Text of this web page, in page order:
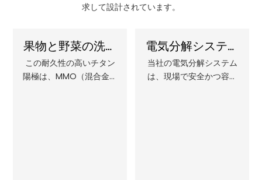
求して設計されています。
果物と野菜の洗浄
機用のMMOコー
ティングされたチ
この耐久性の高いチタン
陽極は、MMO（混合金属
電気分解システム
– 安全で簡単な現
場での次亜塩素酸
当社の電気分解システム
は、現場で安全かつ容易